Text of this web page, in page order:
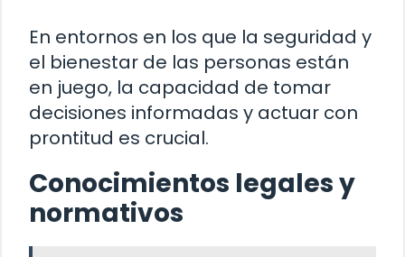
En entornos en los que la seguridad y
el bienestar de las personas están
en juego, la capacidad de tomar
decisiones informadas y actuar con
prontitud es crucial.
Conocimientos legales y
normativos